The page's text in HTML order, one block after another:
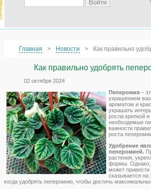
Главная Новости Как правильно
Как правильно удобрять
02 октября 2024
Пеперомия –
украшением
ароматом и
украшать
росла крепкой
необходимые
важности
роста
Удобрение
пеперомией.
растения,
формы. Однако,
может привести
сказывается на
когда удобрять пеперомию, чтобы достичь